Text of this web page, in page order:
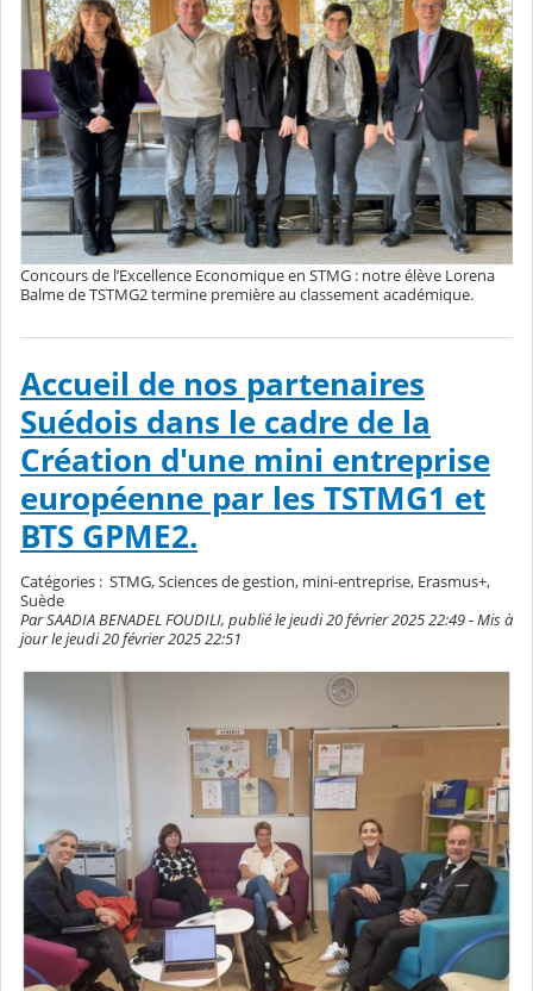
Concours de l’Excellence Economique en STMG : notre élève Lorena
Balme de TSTMG2 termine première au classement académique.
Accueil de nos partenaires
Suédois dans le cadre de la
Création d'une mini entreprise
européenne par les TSTMG1 et
BTS GPME2.
Catégories : STMG, Sciences de gestion, mini-entreprise, Erasmus+,
Suède
Par SAADIA BENADEL FOUDILI, publié le jeudi 20 février 2025 22:49 - Mis à
jour le jeudi 20 février 2025 22:51